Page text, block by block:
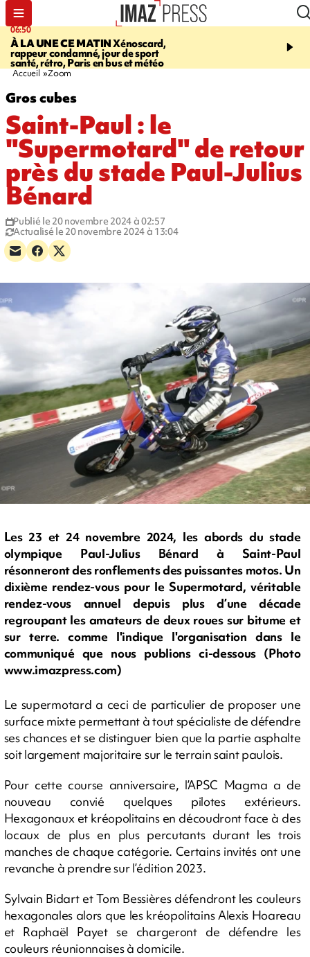
06:50
À LA UNE CE MATINXénoscard,
rappeur condamné, jour de sport
santé, rétro, Paris en bus et météo
08:53
Jour de
2026 - bouger,
Accueil Zoom
Gros cubes
Saint-Paul : le
"Supermotard" de retour
près du stade Paul-Julius
Bénard
Publié le 20 novembre 2024 à 02:57
Actualisé le 20 novembre 2024 à 13:04
Les 23 et 24 novembre 2024, les abords du stade
olympique Paul-Julius Bénard à Saint-Paul
résonneront des ronflements des puissantes motos. Un
dixième rendez-vous pour le Supermotard, véritable
rendez-vous annuel depuis plus d’une décade
regroupant les amateurs de deux roues sur bitume et
sur terre. comme l'indique l'organisation dans le
communiqué que nous publions ci-dessous (Photo
www.imazpress.com)
Le supermotard a ceci de particulier de proposer une
surface mixte permettant à tout spécialiste de défendre
ses chances et se distinguer bien que la partie asphalte
soit largement majoritaire sur le terrain saint paulois.
Pour cette course anniversaire, l’APSC Magma a de
nouveau convié quelques pilotes extérieurs.
Hexagonaux et kréopolitains en découdront face à des
locaux de plus en plus percutants durant les trois
manches de chaque catégorie. Certains invités ont une
revanche à prendre sur l’édition 2023.
Sylvain Bidart et Tom Bessières défendront les couleurs
hexagonales alors que les kréopolitains Alexis Hoareau
et Raphaël Payet se chargeront de défendre les
couleurs réunionnaises à domicile.